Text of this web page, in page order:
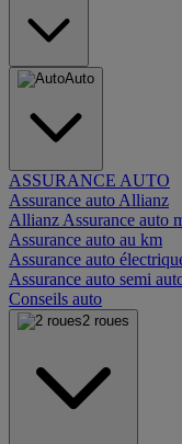
Auto
ASSURANCE AUTO
Assurance auto Allianz
Allianz Assurance auto
Assurance auto au km
Assurance auto
Assurance auto semi
Conseils auto
2 roues